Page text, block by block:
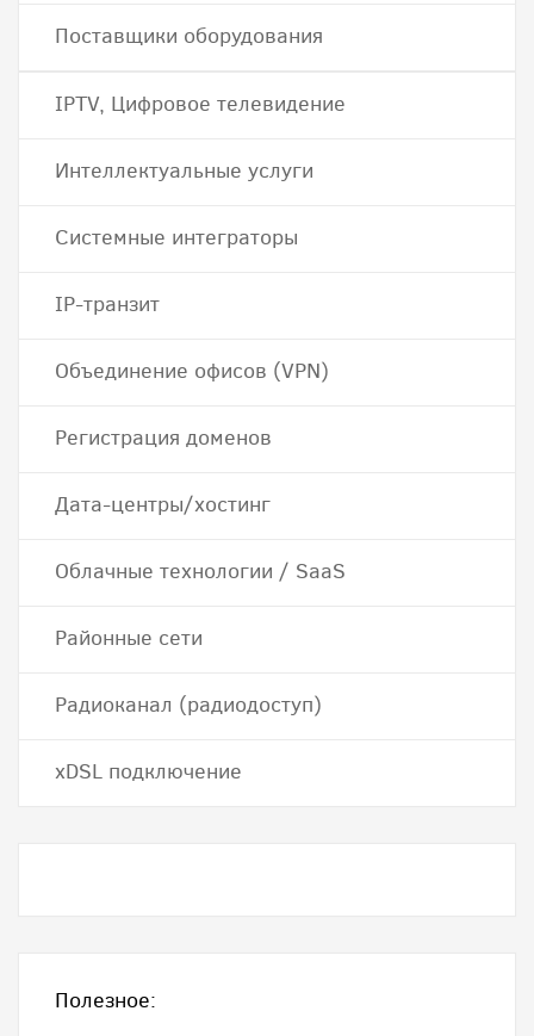
Поставщики оборудования
IPTV, Цифровое телевидение
Интеллектуальные услуги
Системные интеграторы
IP-транзит
Объединение офисов (VPN)
Регистрация доменов
Дата-центры/хостинг
Облачные технологии / SaaS
Районные сети
Радиоканал (радиодоступ)
хDSL подключение
Полезное: